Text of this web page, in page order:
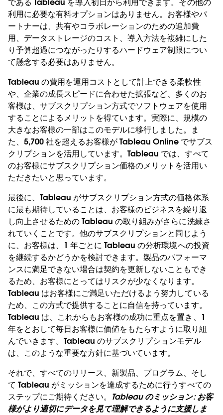
である Tableau を導入初日から利用できます。その他の
利用に必要な有料オプションはありません。お客様やパ
ートナーは、共有やコラボレーションのための追加費
用、データストレージのコスト、導入方法を複雑にした
り予算超過につながったりするハードウェア制限につい
て懸念する必要はありません。
Tableau の費用を運用コストとして計上できる柔軟性
や、企業の成長スピードに合わせた拡張など、多くのお
客様は、サブスクリプション方式でソフトウェアを使用
することによるメリットを得ています。実際に、規模の
大きなお客様の一部はこのモデルに移行しました。ま
た、5,700 社を超えるお客様が Tableau Online でサブス
クリプションを活用しています。Tableau では、すべて
のお客様にサブスクリプション価格のメリットを活用い
ただきたいと思っています。
最後に、Tableau がサブスクリプション方式の価格体系
に最も期待していることは、お客様のビジネスを繰り返
し向上させるための Tableau の取り組みがさらに洗練さ
れていくことです。他のサブスクリプションと同じよう
に、お客様は、1 年ごとに Tableau の分析環境への投資
を継続するかどうかを検討できます。製品のパフォーマ
ンスに満足できない場合は契約を更新しないこともでき
るため、お客様にとってはリスクが少なくなります。
Tableau はお客様にご満足いただけるよう努力している
ため、この方式で提供することに自信を持っています。
Tableau は、これからもお客様の成功に重点を置き、1
年をとおして毎日お客様に価値をもたらすように取り組
んでいきます。Tableau のサブスクリプションモデル
は、このような重要な方針に基づいています。
それで、すべてのリリース、新製品、プログラム、そし
て Tableau がミッションを達成するために行うすべての
ステップにご期待ください。 Tableau のミッション: お客
様がより適切にデータを見て理解できるように支援しま